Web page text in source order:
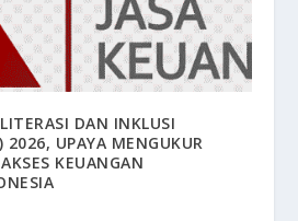
DAN INKLUSI
2026, UPAYA MENGUKUR
KEUANGAN